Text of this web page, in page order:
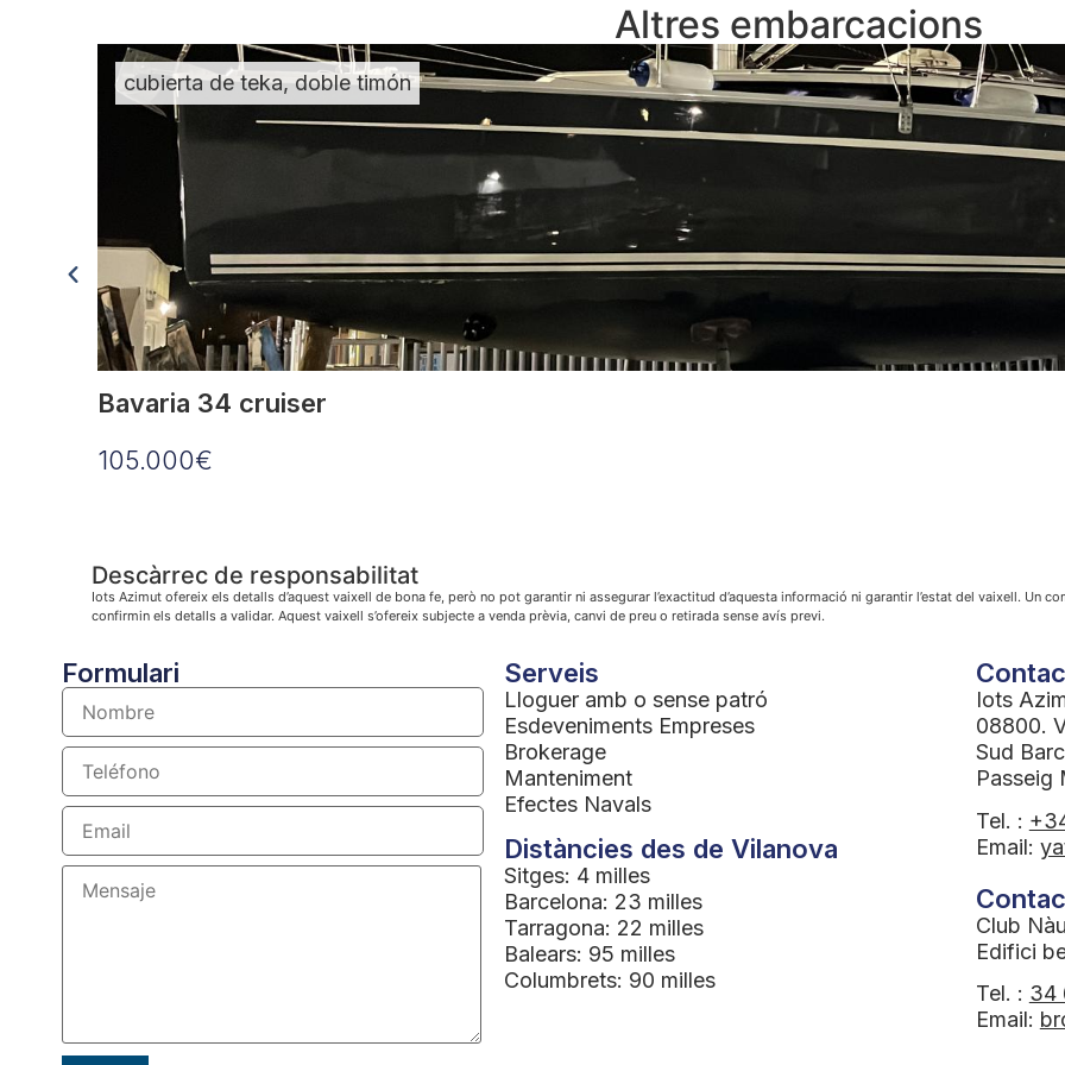
Altres embarcacions
cubierta de teka, doble timón
Bavaria 34 cruiser
105.000€
Descàrrec de responsabilitat
Iots Azimut ofereix els detalls d’aquest vaixell de bona fe, però no pot garantir ni assegurar l’exactitud d’aquesta informació ni garantir l’estat del vaixell. Un
confirmin els detalls a validar. Aquest vaixell s’ofereix subjecte a venda prèvia, canvi de preu o retirada sense avís previ.
Formulari Serveis
Lloguer amb o sense patró
Esdeveniments Empreses
Brokerage
Manteniment
Efectes Navals
Distàncies des de Vilanova
Sitges: 4 milles
Barcelona: 23 milles
Tarragona: 22 milles
Balears: 95 milles
Columbrets: 90 milles
Iots
08800.
Sud
Passeig
Tel. :
Email:
Club
Edifici
Tel. : 34
Email: